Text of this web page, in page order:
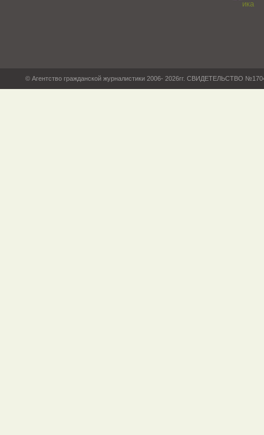
© Агентство гражданской журналистики 2006- 2026гг. СВИДЕТЕЛЬСТВО